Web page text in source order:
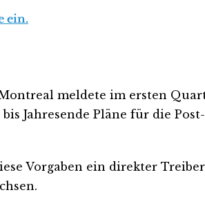
ein.
meldete im ersten
Jahresende Pläne für die
Vorgaben ein direkter